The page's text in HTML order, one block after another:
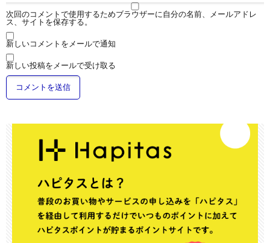
次回のコメントで使用するためブラウザーに自分の名前、メールアドレ
ス、サイトを保存する。
新しいコメントをメールで通知
新しい投稿をメールで受け取る